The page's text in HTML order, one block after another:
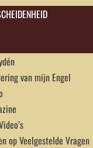
van mijn Engel
op Veelgestelde Vragen